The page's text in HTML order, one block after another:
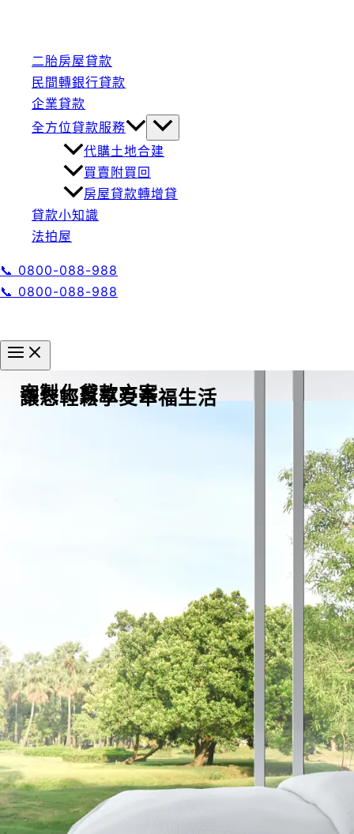
二胎房屋貸款
民間轉銀行貸款
企業貸款
全方位貸款服務
代購土地合建
買賣附買回
房屋貸款轉增貸
貸款小知識
法拍屋
📞 0800-088-988
📞 0800-088-988
客製化貸款方案
讓您輕鬆享受幸福生活